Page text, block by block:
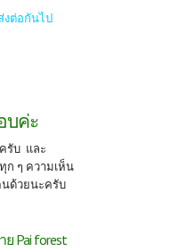
งต่อกันไป
บค่ะ
รับ และ
ๆ ความเห็น
ด้วยนะครับ
Pai forest